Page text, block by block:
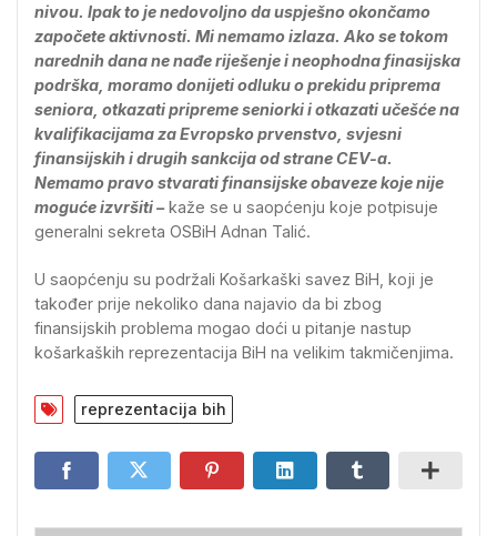
nivou. Ipak to je nedovoljno da uspješno okončamo
započete aktivnosti. Mi nemamo izlaza. Ako se tokom
narednih dana ne nađe riješenje i neophodna finasijska
podrška, moramo donijeti odluku o prekidu priprema
seniora, otkazati pripreme seniorki i otkazati učešće na
kvalifikacijama za Evropsko prvenstvo, svjesni
finansijskih i drugih sankcija od strane CEV-a.
Nemamo pravo stvarati finansijske obaveze koje nije
moguće izvršiti –kaže se u saopćenju koje potpisuje
generalni sekreta OSBiH Adnan Talić.
U saopćenju su podržali Košarkaški savez BiH, koji je
također prije nekoliko dana najavio da bi zbog
finansijskih problema mogao doći u pitanje nastup
košarkaških reprezentacija BiH na velikim takmičenjima.
reprezentacija bih